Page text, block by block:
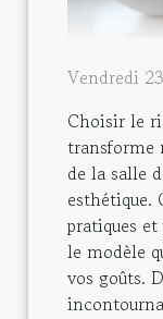
Vendredi
Choisir le
transforme
de la salle
esthétique.
pratiques
le modèle
vos goûts.